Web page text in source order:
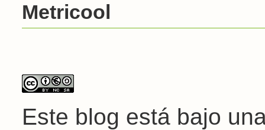
Metricool
Este blog está bajo